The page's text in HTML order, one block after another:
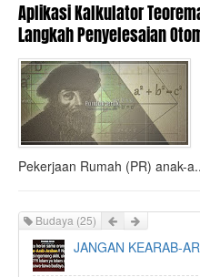
Aplikasi Kalkulator
Langkah Penyelesaian
Pekerjaan Rumah (PR) anak-
Budaya (25) Prev
JANGAN KEARAB-